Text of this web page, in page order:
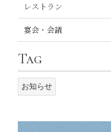
レストラン
宴会・会議
Tag
お知らせ